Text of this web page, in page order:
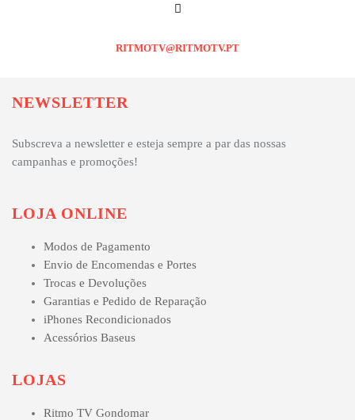
RITMOTV@RITMOTV.PT
NEWSLETTER
Subscreva a newsletter e esteja sempre a par das nossas
campanhas e promoções!
LOJA ONLINE
Modos de Pagamento
Envio de Encomendas e Portes
Trocas e Devoluções
Garantias e Pedido de Reparação
iPhones Recondicionados
Acessórios Baseus
LOJAS
Ritmo TV Gondomar